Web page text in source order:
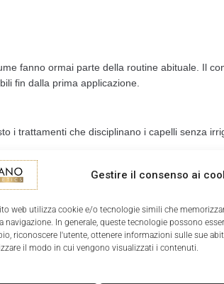
Gestire il consenso ai
web utilizza cookie e/o tecnologie simili che
navigazione. In generale, queste tecnologie possono
riconoscere l'utente, ottenere informazioni sulle sue
il modo in cui vengono visualizzati i contenuti.
fanno ormai parte della routine abituale. Il
fin dalla prima applicazione.
i trattamenti che disciplinano i capelli senza
rientrano in questa tendenza consolidata.
lo styling, prodotti a fissaggio flessibile